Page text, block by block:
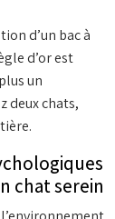
d’un bac à
d’or est
un
deux chats,
chat serein